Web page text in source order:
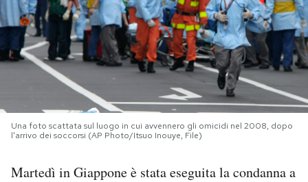
PODCAST
NEWSLETTER
I MIEI PREFERITI
Una foto scattata sul luogo in cui avvennero gli omicidi nel 2008, dopo
l'arrivo dei soccorsi (AP Photo/Itsuo Inouye, File)
Martedì in Giappone è stata eseguita la condanna a